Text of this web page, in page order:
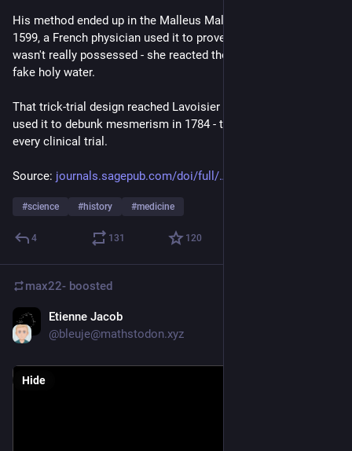
His method ended up in the Malleus Maleficarum (1486). In
1599, a French physician used it to prove a "possessed" girl
wasn't really possessed - she reacted the same to real and
fake holy water.
That trick-trial design reached Lavoisier and Franklin, who
used it to debunk mesmerism in 1784 - the direct ancestor of
every clinical trial.
Source: journals.sagepub.com/doi/full/
#science #history #medicine
4 131 120
max22- boosted
Etienne Jacob
@bleuje@mathstodon.xyz
Hide